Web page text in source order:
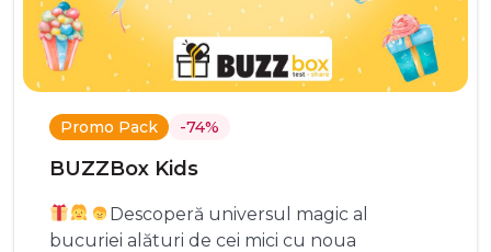
Promo Pack -74%
BUZZBox Kids
Descoperă universul magic al
bucuriei alături de cei mici cu noua